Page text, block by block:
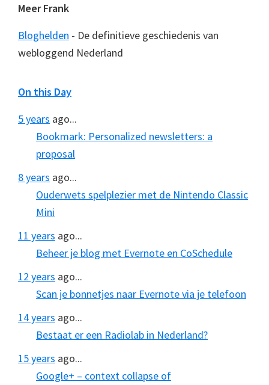
Meer Frank
Bloghelden - De definitieve geschiedenis van
webloggend Nederland
On this Day
5 years ago...
Bookmark: Personalized newsletters: a
proposal
8 years ago...
Ouderwets spelplezier met de Nintendo Classic
Mini
11 years ago...
Beheer je blog met Evernote en CoSchedule
12 years ago...
Scan je bonnetjes naar Evernote via je telefoon
14 years ago...
Bestaat er een Radiolab in Nederland?
15 years ago...
Google+ – context collapse of